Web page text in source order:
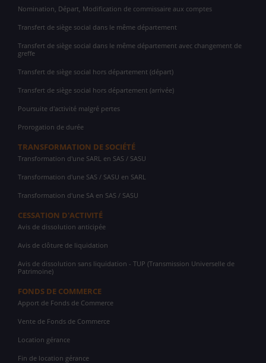
Nomination, Départ, Modification de commissaire aux comptes
Transfert de siège social dans le même département
Transfert de siège social dans le même département avec changement de
greffe
Transfert de siège social hors département (départ)
Transfert de siège social hors département (arrivée)
Poursuite d'activité malgré pertes
Prorogation de durée
TRANSFORMATION DE SOCIÉTÉ
Transformation d'une SARL en SAS / SASU
Transformation d'une SAS / SASU en SARL
Transformation d'une SA en SAS / SASU
CESSATION D'ACTIVITÉ
Avis de dissolution anticipée
Avis de clôture de liquidation
Avis de dissolution sans liquidation - TUP (Transmission Universelle de
Patrimoine)
FONDS DE COMMERCE
Apport de Fonds de Commerce
Vente de Fonds de Commerce
Location gérance
Fin de location gérance